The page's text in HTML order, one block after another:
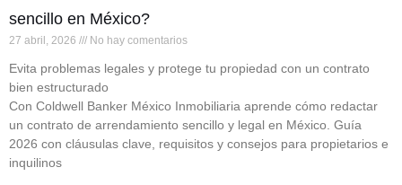
sencillo en México?
27 abril, 2026 No hay comentarios
Evita problemas legales y protege tu propiedad con un contrato
bien estructurado
Con Coldwell Banker México Inmobiliaria aprende cómo redactar
un contrato de arrendamiento sencillo y legal en México. Guía
2026 con cláusulas clave, requisitos y consejos para propietarios e
inquilinos